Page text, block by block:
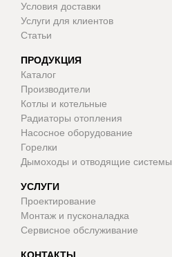
Условия доставки
Услуги для клиентов
Статьи
ПРОДУКЦИЯ
Каталог
Производители
Котлы и котельные
Радиаторы отопления
Насосное оборудование
Горелки
Дымоходы и отводящие системы
УСЛУГИ
Проектирование
Монтаж и пусконаладка
Сервисное обслуживание